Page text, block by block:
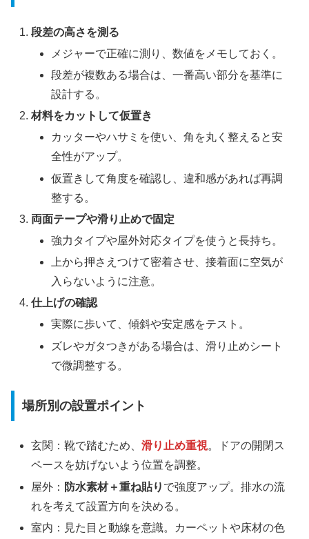
段差の高さを測る
メジャーで正確に測り、数値をメモしておく。
段差が複数ある場合は、一番高い部分を基準に
設計する。
材料をカットして仮置き
カッターやハサミを使い、角を丸く整えると安
全性がアップ。
仮置きして角度を確認し、違和感があれば再調
整する。
両面テープや滑り止めで固定
強力タイプや屋外対応タイプを使うと長持ち。
上から押さえつけて密着させ、接着面に空気が
入らないように注意。
仕上げの確認
実際に歩いて、傾斜や安定感をテスト。
ズレやガタつきがある場合は、滑り止めシート
で微調整する。
場所別の設置ポイント
玄関：靴で踏むため、滑り止め重視。ドアの開閉ス
ペースを妨げないよう位置を調整。
屋外： 防水素材＋重ね貼り で強度アップ。排水の流
れを考えて設置方向を決める。
室内：見た目と動線を意識。カーペットや床材の色